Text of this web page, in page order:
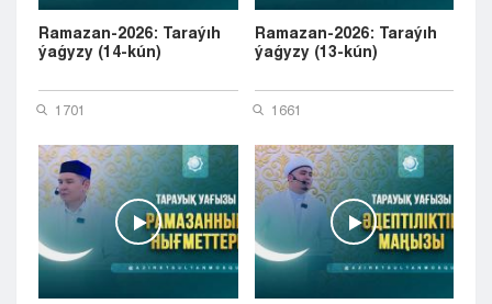
Ramazan-2026: Taraýıh
ýaǵyzy (14-kún)
1701
Ramazan-2026: Taraýıh
ýaǵyzy (13-kún)
1661